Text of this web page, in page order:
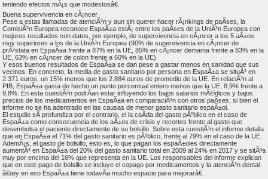
teniendo efectos mÃ¡s que modestosâ€.
Buena supervivencia en cÃ¡ncer
Pese a estas llamadas de atenciÃ³n y aun sin querer hacer rÃ¡nkings de paÃ­ses, la
ComisiÃ³n Europea reconoce EspaÃ±a estÃ¡ entre los paÃ­ses de la UniÃ³n Europea con
mejores resultados con datos, por ejemplo, de supervivencia en cÃ¡ncer a los 5 aÃ±os
muy superiores a los de la UniÃ³n Europea (90% de supervivencia en cÃ¡ncer de
prÃ³stata en EspaÃ±a frente a 87% en la UE, 85% en cÃ¡ncer demama frente a 83% en la
UE, 63% en cÃ¡ncer de colon frente a 60% en la UE).
Y esos buenos resultados de EspaÃ±a se dan pese a gastar menos en sanidad que sus
vecinos. En concreto, la media de gasto sanitario por persona en EspaÃ±a se situÃ³ en
2.371 euros, un 15% menos que los 2.884 euros de promedio de la UE. En relaciÃ³n al
PIB, EspaÃ±a gasta de hecho un punto porcentual entero menos que la UE, 8,9% frente a
9,8%. En esta cuestiÃ³n podrÃ­an estar influyendo los bajos salarios mÃ©dicos y bajos
precios de los medicamentos en EspaÃ±a en comparaciÃ³n con otros paÃ­ses, si bien el
informe no se ha adentrado en las causas de menor gasto sanitario espaÃ±ol.
El estudio sÃ­ profundiza por el contrario, el la caÃ­da del gasto pÃºblico en el caso de
EspaÃ±a como consecuencia de los aÃ±os de crisis y recortes frente al gasto que
desembolsa el paciente directamente de su bolsillo. Sobre esta cuestiÃ³n el informe detalla
que en EspaÃ±a el 71% del gasto sanitario es pÃºblico, frente al 79% en el caso de la UE.
AdemÃ¡s, el gasto de bolsillo, esto es, lo que pagan los espaÃ±oles directamente
aumentÃ³ en EspaÃ±a del 20% del gasto sanitario total en 2009 al 24% en 2017 y se sitÃºa
muy por encima del 16% que representa en la UE. Los responsables del informe explican
que en este pago de bolsillo se incluye el copago por medicamentos y la atenciÃ³n dental
â€œy en eso EspaÃ±a tiene todavÃ­a mucho espacio para mejorarâ€.